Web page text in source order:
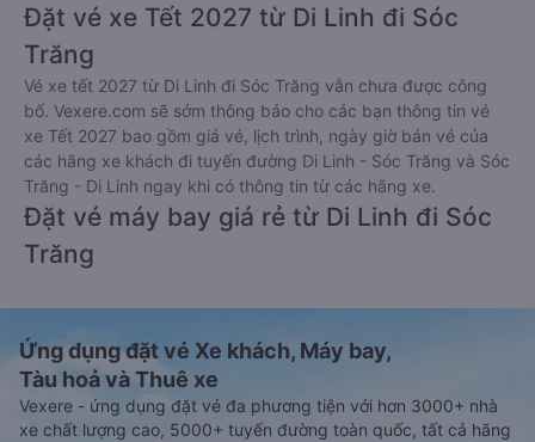
Đặt vé xe Tết 2027 từ Di Linh đi Sóc
Trăng
Vé xe tết 2027 từ Di Linh đi Sóc Trăng vẫn chưa được công
bố. Vexere.com sẽ sớm thông báo cho các bạn thông tin vé
xe Tết 2027 bao gồm giá vé, lịch trình, ngày giờ bán vé của
các hãng xe khách đi tuyến đường Di Linh - Sóc Trăng và Sóc
Trăng - Di Linh ngay khi có thông tin từ các hãng xe.
Đặt vé máy bay giá rẻ từ Di Linh đi Sóc
Trăng
Ứng dụng đặt vé Xe khách, Máy bay,
Tàu hoả và Thuê xe
Vexere - ứng dụng đặt vé đa phương tiện với hơn 3000+ nhà
xe chất lượng cao, 5000+ tuyến đường toàn quốc, tất cả hãng